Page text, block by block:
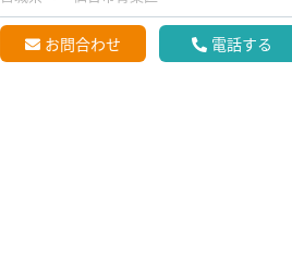
お問合わせ 電話する